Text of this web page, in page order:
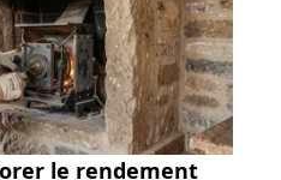
le rendement